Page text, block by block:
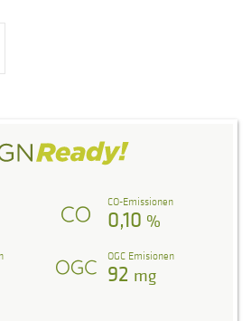
CO-Emissionen
0,10 %
OGC Emisionen
92 mg